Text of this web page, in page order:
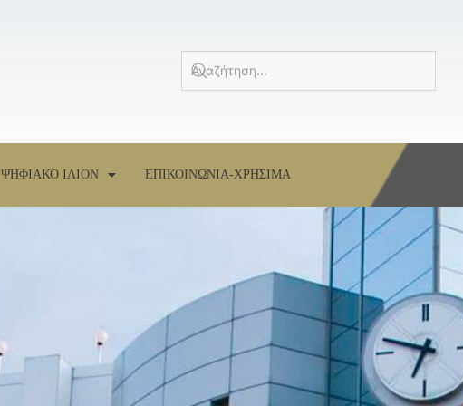
ΨΗΦΙΑΚΟ ΙΛΙΟΝ ΕΠΙΚΟΙΝΩΝΙΑ-ΧΡΗΣΙΜΑ